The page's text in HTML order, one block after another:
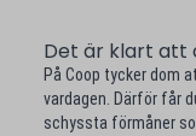
Det är klart att
På Coop tycker dom
vardagen. Därför får
schyssta förmåner